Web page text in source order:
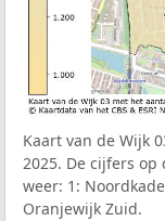
Kaart van de Wijk
2025. De cijfers
weer: 1:
Oranjewijk Zuid.